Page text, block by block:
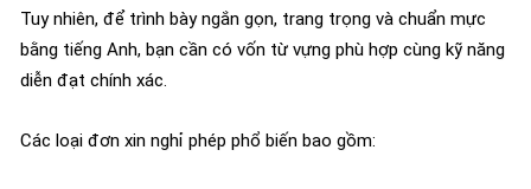
Tuy nhiên, để trình bày ngắn gọn, trang trọng và chuẩn mực
bằng tiếng Anh, bạn cần có vốn từ vựng phù hợp cùng kỹ năng
diễn đạt chính xác.
Các loại đơn xin nghỉ phép phổ biến bao gồm: